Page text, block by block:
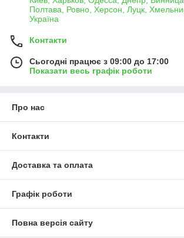
Полтава, Ровно, Херсон, Луцк,
Україна
Контакти
Сьогодні працює з 09:00 до 17:00
Показати весь графік роботи
Про нас
Контакти
Доставка та оплата
Графік роботи
Повна версія сайту